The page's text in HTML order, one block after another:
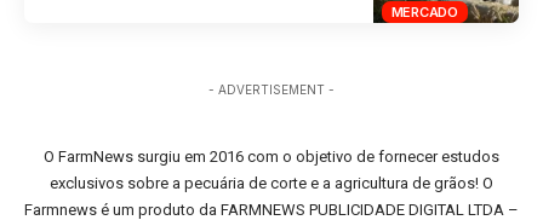
MERCADO
- ADVERTISEMENT -
O FarmNews surgiu em 2016 com o objetivo de fornecer estudos
exclusivos sobre a pecuária de corte e a agricultura de grãos! O
Farmnews é um produto da FARMNEWS PUBLICIDADE DIGITAL LTDA –